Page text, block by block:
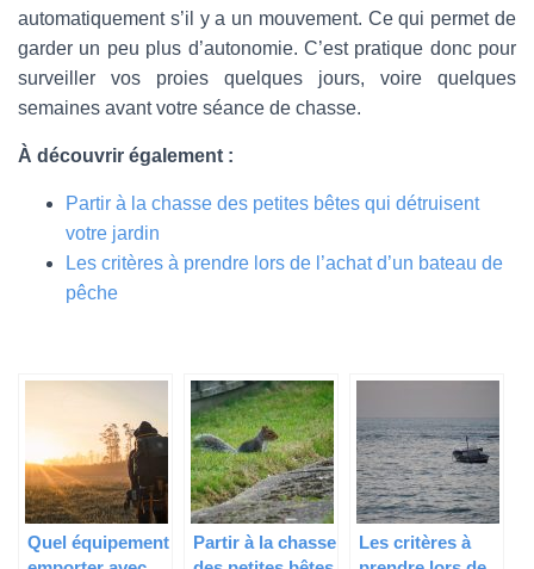
automatiquement s’il y a un mouvement. Ce qui permet de
garder un peu plus d’autonomie. C’est pratique donc pour
surveiller vos proies quelques jours, voire quelques
semaines avant votre séance de chasse.
À découvrir également :
Partir à la chasse des petites bêtes qui détruisent
votre jardin
Les critères à prendre lors de l’achat d’un bateau de
pêche
Quel équipement
Partir à la chasse
Les critères à